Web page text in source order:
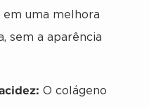
em uma melhora
sem a aparência
O colágeno